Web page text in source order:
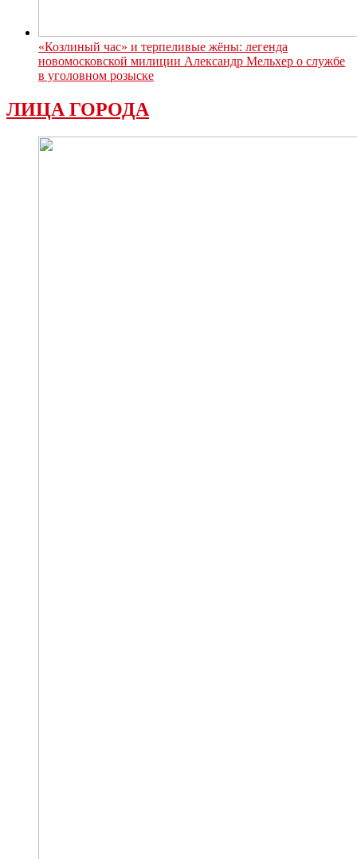
«Козлиный час» и терпеливые жёны: легенда
новомосковской милиции Александр Мельхер о службе
в уголовном розыске
ЛИЦА ГОРОДА